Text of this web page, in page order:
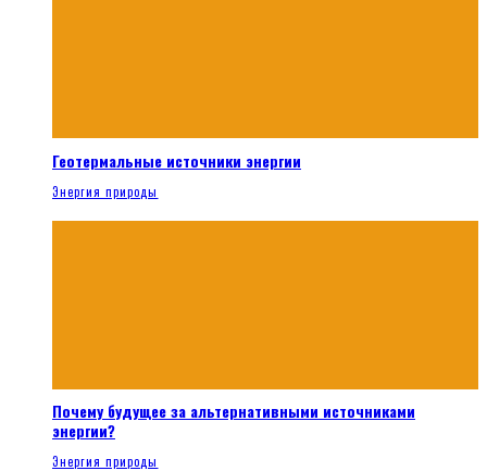
Геотермальные источники энергии
Энергия природы
Почему будущее за альтернативными источниками
энергии?
Энергия природы